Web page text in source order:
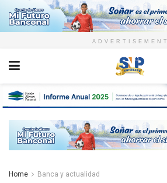
ADVERTISEMENT
Home Banca y actualidad